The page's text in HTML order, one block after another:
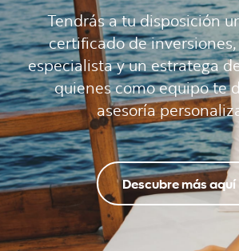
Tendrás a tu disposición
certificado de inversiones,
especialista y un estratega
quienes como equipo te
asesoría
Descubre más aquí